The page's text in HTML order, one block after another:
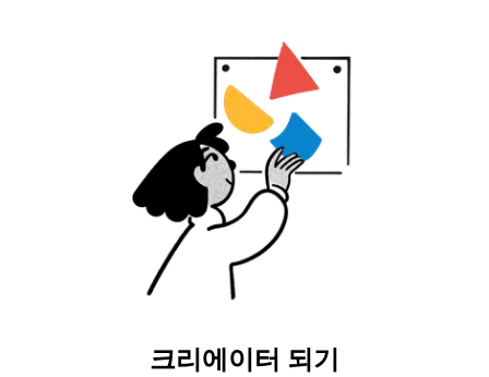
크리에이터 되기